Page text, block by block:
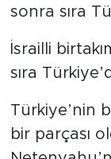
sonra sıra
İsrailli
sıra
Türkiye’nin
bir parçası
Söyleşi
Foto
Teknoloji